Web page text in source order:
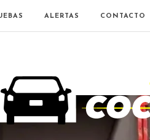
ALERTAS CONTACTO